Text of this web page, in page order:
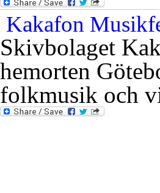
Kakafon
Skivbolaget
hemorten
folkmusik och